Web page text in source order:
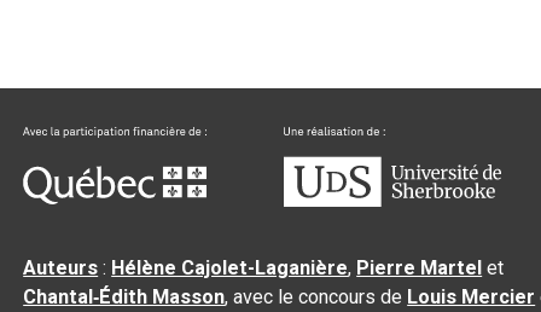
Auteurs : Hélène Cajolet-Laganière, Pierre Martel et
Chantal‑Édith Masson, avec le concours de Louis Mercier